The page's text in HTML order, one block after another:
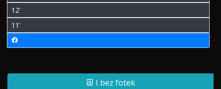
12'
11'
I bez fotek